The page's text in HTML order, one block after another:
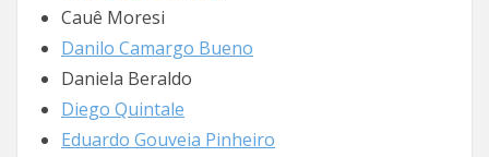
Cauê Moresi
Danilo Camargo Bueno
Daniela Beraldo
Diego Quintale
Eduardo Gouveia Pinheiro